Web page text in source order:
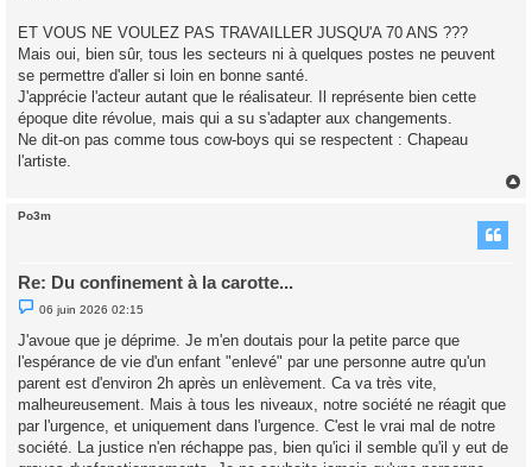
n
o
n
u
ET VOUS NE VOULEZ PAS TRAVAILLER JUSQU'A 70 ANS ???
Mais oui, bien sûr, tous les secteurs ni à quelques postes ne peuvent
se permettre d'aller si loin en bonne santé.
J'apprécie l'acteur autant que le réalisateur. Il représente bien cette
époque dite révolue, mais qui a su s'adapter aux changements.
Ne dit-on pas comme tous cow-boys qui se respectent : Chapeau
l'artiste.
Po3m
Re: Du confinement à la carotte...
M
e
s
a
g
e
n
n
l
06 juin 2026 02:15
J'avoue que je déprime. Je m'en doutais pour la petite parce que
l'espérance de vie d'un enfant "enlevé" par une personne autre qu'un
parent est d'environ 2h après un enlèvement. Ca va très vite,
malheureusement. Mais à tous les niveaux, notre société ne réagit que
par l'urgence, et uniquement dans l'urgence. C'est le vrai mal de notre
société. La justice n'en réchappe pas, bien qu'ici il semble qu'il y eut de